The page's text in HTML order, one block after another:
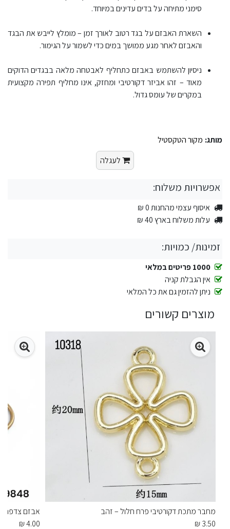
סימני מתיחה על בדים עדינים במיוחד.
השארת האבזם על בגד רטוב לאורך זמן – מומלץ לייבש את הבגד
והאבזם לאחר מגע ממושך במים כדי לשמור על הגימור.
ניסיון להשתמש באבזם כתחליף לאבטחה מלאה בבגדים הדוקים
מאוד – זהו אביזר דקורטיבי ומחזק, אינו מחליף תפירה מקצועית
במקרים של עומס גדול.
מותג: מקור הטקסטיל
לעגלה
אפשרויות משלוח:
איסוף עצמי מהחנות 0 ₪
עלות משלוח בארץ 40 ₪
זמינות/ כמויות:
1000 פריטים במלאי
אין הגבלת קניה
ניתן להזמין גם את כל המלאי
מוצרים קשורים
מחבר מתכת דקורטיבי פרח חלול – זהב
3.50 ₪
אבזם צדפה
4.00 ₪